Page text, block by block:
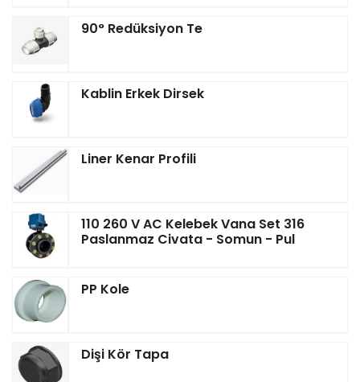
90° Redüksiyon Te
Kablin Erkek Dirsek
Liner Kenar Profili
110 260 V AC Kelebek Vana Set 316
Paslanmaz Civata - Somun - Pul
PP Kole
Dişi Kör Tapa